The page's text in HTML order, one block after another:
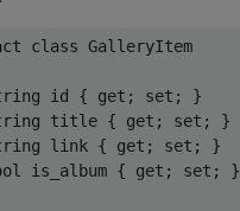
class GalleryItem
id { get ; set ; }
title { get ; set ; }
link { get ; set ; }
is_album { get ; set ; }